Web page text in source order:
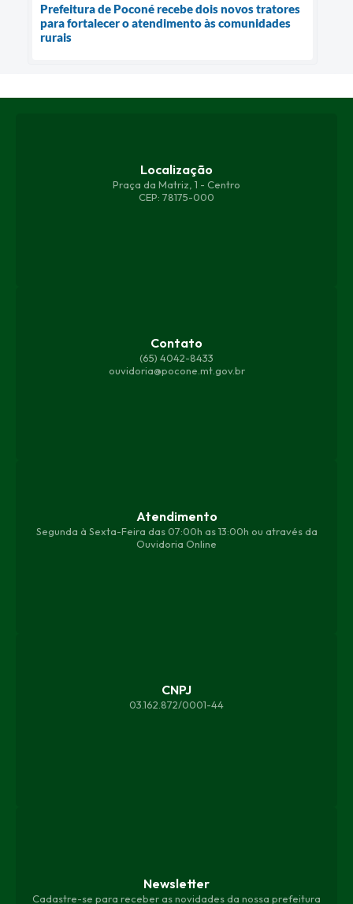
Prefeitura de Poconé recebe dois novos tratores
para fortalecer o atendimento às comunidades
rurais
Localização
Praça da Matriz, 1 - Centro
CEP: 78175-000
Contato
(65) 4042-8433
ouvidoria@pocone.mt.gov.br
Atendimento
Segunda à Sexta-Feira das 07:00h as 13:00h ou através da
Ouvidoria Online
CNPJ
03.162.872/0001-44
Newsletter
Cadastre-se para receber as novidades da nossa prefeitura